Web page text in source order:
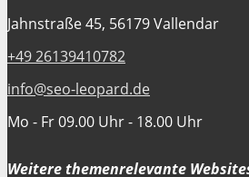
Jahnstraße 45, 56179 Vallendar
+49 26139410782
info@seo-leopard.de
Mo - Fr 09.00 Uhr - 18.00 Uhr
Weitere themenrelevante